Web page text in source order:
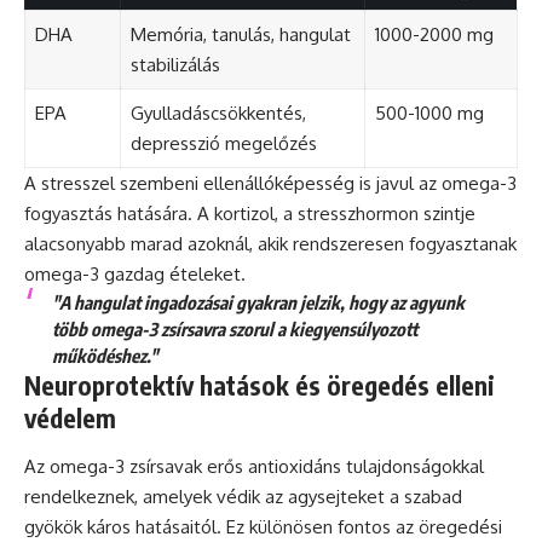
DHA
Memória, tanulás, hangulat
stabilizálás
1000-2000 mg
EPA
Gyulladáscsökkentés,
depresszió megelőzés
500-1000 mg
A stresszel szembeni ellenállóképesség is javul az omega-3
fogyasztás hatására. A kortizol, a stresszhormon szintje
alacsonyabb marad azoknál, akik rendszeresen fogyasztanak
omega-3 gazdag ételeket.
"A hangulat ingadozásai gyakran jelzik, hogy az agyunk
több omega-3 zsírsavra szorul a kiegyensúlyozott
működéshez."
Neuroprotektív hatások és öregedés elleni
védelem
Az omega-3 zsírsavak erős antioxidáns tulajdonságokkal
rendelkeznek, amelyek védik az agysejteket a szabad
gyökök káros hatásaitól. Ez különösen fontos az öregedési